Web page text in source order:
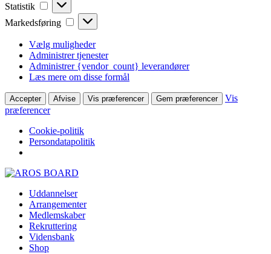
Statistik
Markedsføring Markedsføring
Vælg muligheder
Administrer tjenester
Administrer {vendor_count} leverandører
Læs mere om disse formål
Accepter Afvise Vis præferencer Gem præferencer
Vis
præferencer
Cookie-politik
Persondatapolitik
Skip
contentUddannelser
Arrangementer
Medlemskaber
Rekruttering
Vidensbank
Shop